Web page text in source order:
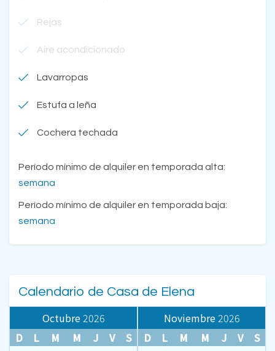
Rejas
Aire acondicionado
Lavarropas
Estufa a leña
Cochera techada
Período mínimo de alquiler en temporada alta:
semana
Período mínimo de alquiler en temporada baja:
semana
Calendario de Casa de Elena
Octubre2026
D
L M M J V S
Noviembre2026
D
L M M J V S